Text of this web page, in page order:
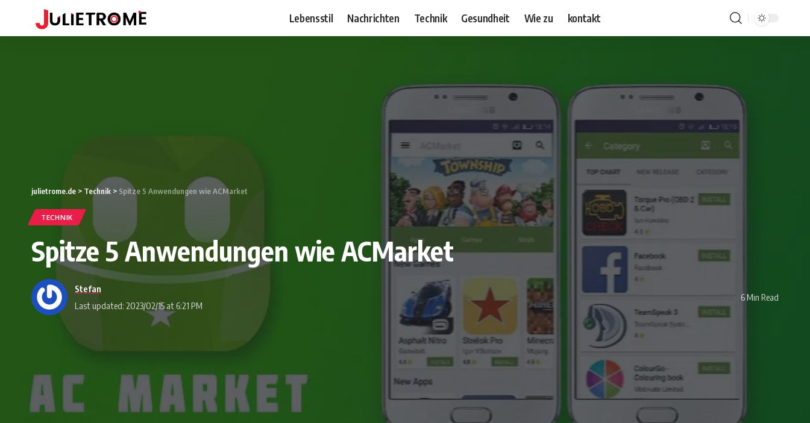
Lebensstil Nachrichten Technik Gesundheit Wie zu kontakt
julietrome.de > Technik > Spitze 5 Anwendungen wie ACMarket
TECHNIK
Spitze 5 Anwendungen wie ACMarket
Last updated: 2023/02/15 at 6:21 PM
Stefan
6 Min Read